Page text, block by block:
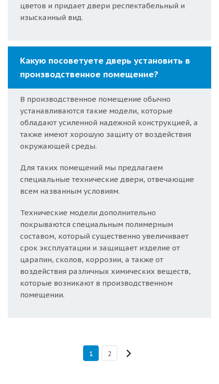
цветов и придает двери респектабельный и
изысканный вид.
Какую посоветуете дверь установить в
производственное помещение?
В производственное помещение обычно
устанавливаются такие модели, которые
обладают усиленной надежной конструкцией, а
также имеют хорошую защиту от воздействия
окружающей среды.
Для таких помещений мы предлагаем
специальные технические двери, отвечающие
всем названным условиям.
Технические модели дополнительно
покрываются специальным полимерным
составом, который существенно увеличивает
срок эксплуатации и защищает изделие от
царапин, сколов, коррозии, а также от
воздействия различных химических веществ,
которые возникают в производственном
помещении.
1 2